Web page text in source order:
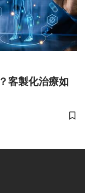
客製化治療如
儲